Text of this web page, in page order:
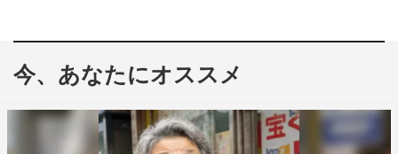
今、あなたにオススメ